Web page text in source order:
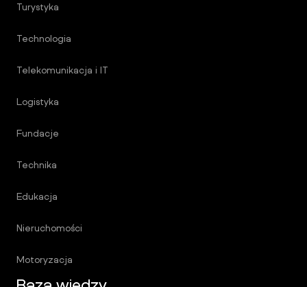
Turystyka
Technologia
Telekomunikacja i IT
Logistyka
Fundacje
Technika
Edukacja
Nieruchomości
Motoryzacja